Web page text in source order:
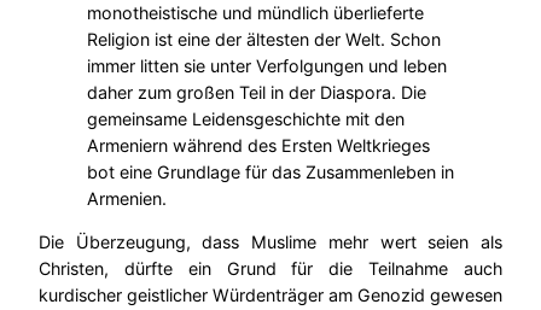
monotheistische und mündlich überlieferte
Religion ist eine der ältesten der Welt. Schon
immer litten sie unter Verfolgungen und leben
daher zum großen Teil in der Diaspora. Die
gemeinsame Leidensgeschichte mit den
Armeniern während des Ersten Weltkrieges
bot eine Grundlage für das Zusammenleben in
Armenien.
Die Überzeugung, dass Muslime mehr wert seien als
Christen, dürfte ein Grund für die Teilnahme auch
kurdischer geistlicher Würdenträger am Genozid gewesen